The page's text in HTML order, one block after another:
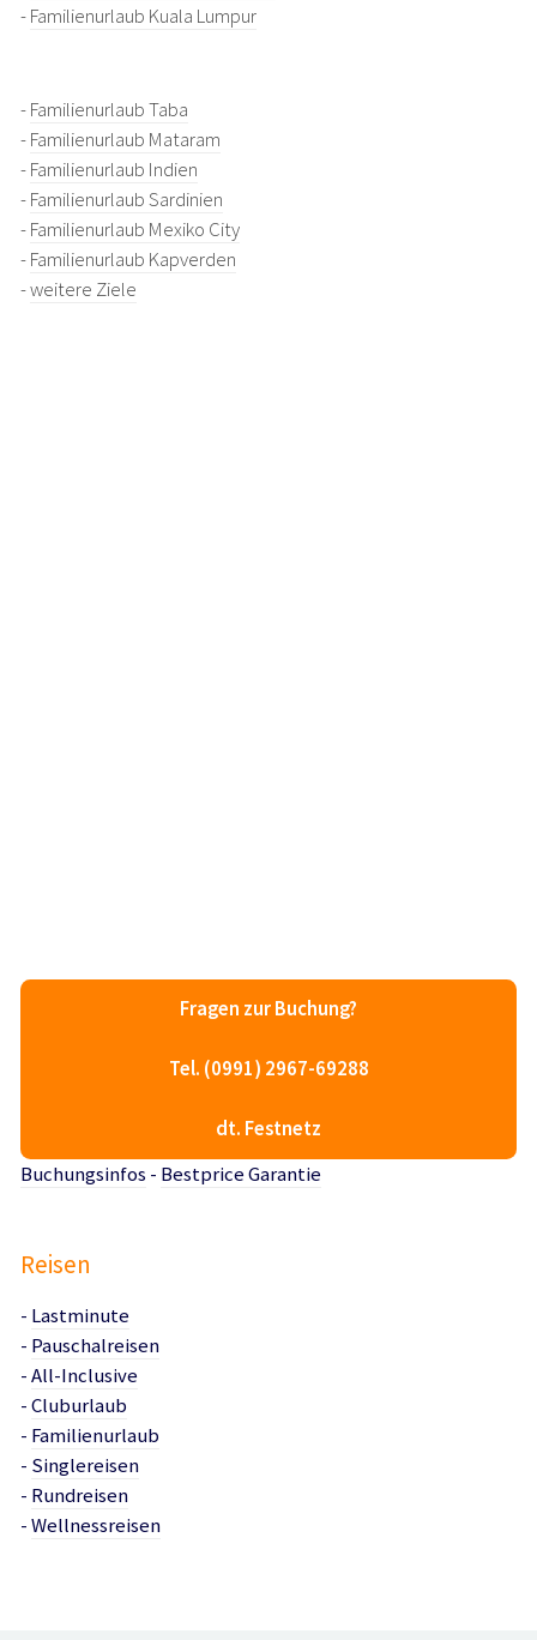
-Familienurlaub Kuala Lumpur
-Familienurlaub Taba
-Familienurlaub Mataram
-Familienurlaub Indien
-Familienurlaub Sardinien
-Familienurlaub Mexiko City
-Familienurlaub Kapverden
-weitere Ziele
Fragen zur Buchung?
Tel. (0991) 2967-69288
dt. Festnetz
Buchungsinfos - Bestprice Garantie
Reisen
- Lastminute
- Pauschalreisen
-All-Inclusive
-Cluburlaub
- Familienurlaub
- Singlereisen
- Rundreisen
-Wellnessreisen